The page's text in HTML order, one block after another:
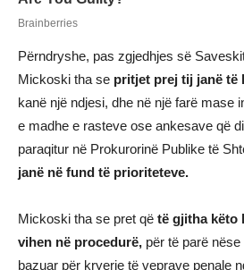
Përndryshe, pas zgjedhjes së
Mickoski tha se pritjet prej tij janë të
kanë një ndjesi, dhe në një farë mase
e madhe e rasteve ose ankesave që
paraqitur në Prokurorinë Publike të
janë në fund të prioriteteve.
Mickoski tha se pret që të gjitha këto
vihen në procedurë, për të parë
bazuar për kryerje të veprave penale